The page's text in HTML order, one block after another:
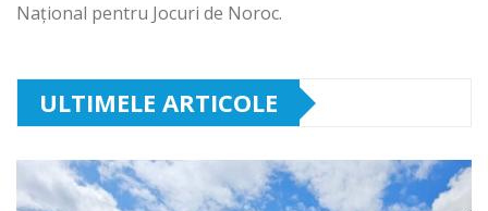
Național pentru Jocuri de Noroc.
ULTIMELE ARTICOLE